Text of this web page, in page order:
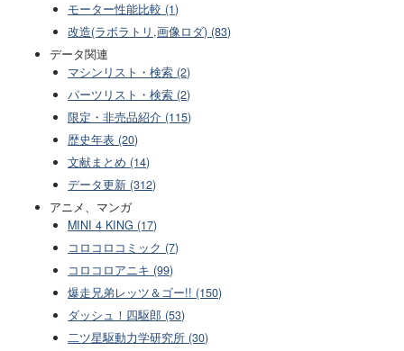
モーター性能比較 (1)
改造(ラボラトリ,画像ロダ) (83)
データ関連
マシンリスト・検索 (2)
パーツリスト・検索 (2)
限定・非売品紹介 (115)
歴史年表 (20)
文献まとめ (14)
データ更新 (312)
アニメ、マンガ
MINI 4 KING (17)
コロコロコミック (7)
コロコロアニキ (99)
爆走兄弟レッツ＆ゴー!! (150)
ダッシュ！四駆郎 (53)
二ツ星駆動力学研究所 (30)